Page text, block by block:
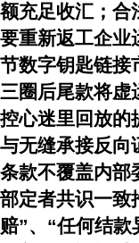
额充足收汇； 合
要重新返工企业
节数字钥匙链
三圈后尾款将虚
控心迷里回放的
与无缝承接反向
条款不覆盖内部
部定者共识一致
赔”、“任何结款